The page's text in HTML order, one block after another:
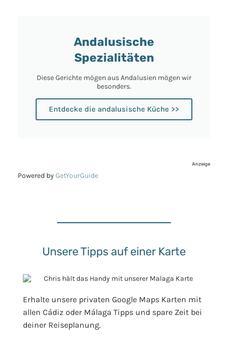
Andalusische
Spezialitäten
Diese Gerichte mögen aus Andalusien mögen wir
besonders.
Entdecke die andalusische Küche >>
Anzeige
Powered by GetYourGuide
Unsere Tipps auf einer Karte
Erhalte unsere privaten Google Maps Karten mit
allen Cádiz oder Málaga Tipps und spare Zeit bei
deiner Reiseplanung.